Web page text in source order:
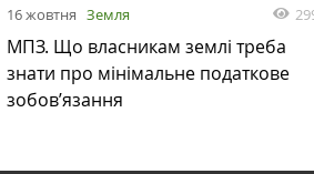
16 жовтня Земля
МПЗ. Що власникам землі треба
знати про мінімальне податкове
зобов’язання